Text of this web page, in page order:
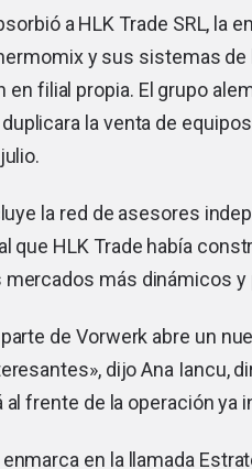
a HLK Trade SRL, la
y sus sistemas de
en filial propia. El grupo
la venta de
la red de asesores
que HLK Trade había
mercados más dinámicos
de Vorwerk abre un
dijo Ana Iancu,
frente de la operación ya
en la llamada